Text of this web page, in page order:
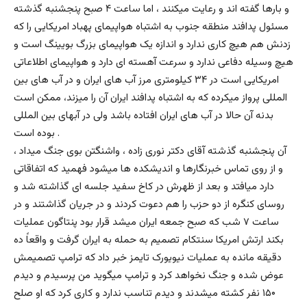
و بارها گفته اند و رعایت میکنند ، اما ساعت ۴ صبح پنجشنبه گذشته
مسئول پدافند منطقه جنوب به اشتباه هواپیمای پهباد امریکایی را که
زدنش هم هیچ کاری ندارد و اندازه یک هواپیمای بزرگ بویینگ است و
هیچ وسیله دفاعی ندارد و سرعت آهسته ای دارد و هواپیمای اطلاعاتی
امریکایی است در ۳۴ کیلومتری مرز آب های ایران و در آب های بین
المللی پرواز میکرده که به اشتباه پدافند ایران آن را میزند، ممکن است
بدنه آن حالا در آب های ایران افتاده باشد ولی در آبهای بین المللی
بوده است .
آن پنجشنبه گذشته آقای دکتر نوری زاده ، واشنگتن بوی جنگ میداد ،
و از روی تماس خبرنگارها و اندیشکده ها میشود فهمید که اتفاقاتی
دارد میافتد و بعد از ظهرش در کاخ سفید جلسه ای گذاشته شد و
روسای کنگره از دو حزب را هم دعوت کردند و در جریان گذاشتند و در
ساعت ۷ شب که صبح جمعه ایران میشد قرار بود پنتاگون عملیات
بکند ارتش امریکا سنتکام تصمیم به حمله به ایران گرفت و واقعاً ده
دقیقه مانده به عملیات نیویورک تایمز خبر داد که ترامپ تصمیمش
عوض شده و جنگ نخواهد کرد و ترامپ میگوید من پرسیدم و دیدم
۱۵۰ نفر کشته میشدند و دیدم تناسب ندارد و کاری کرد که او صلح